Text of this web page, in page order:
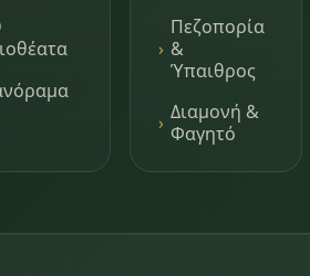
Πεζοπορία
&
Ύπαιθρος
Διαμονή &
Φαγητό